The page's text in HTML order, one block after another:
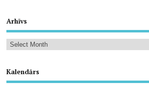
Arhīvs
Kalendārs